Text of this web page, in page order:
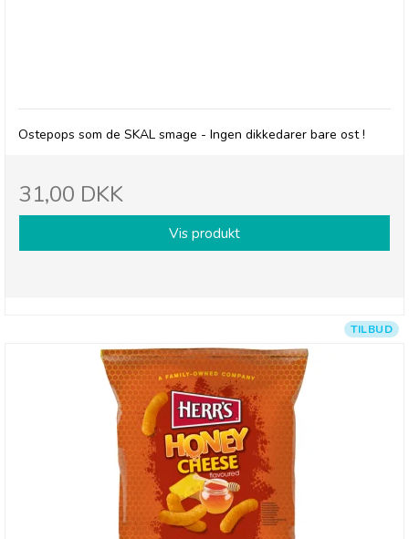
Ostepops som de SKAL smage - Ingen dikkedarer bare ost !
31,00 DKK
Vis produkt
TILBUD